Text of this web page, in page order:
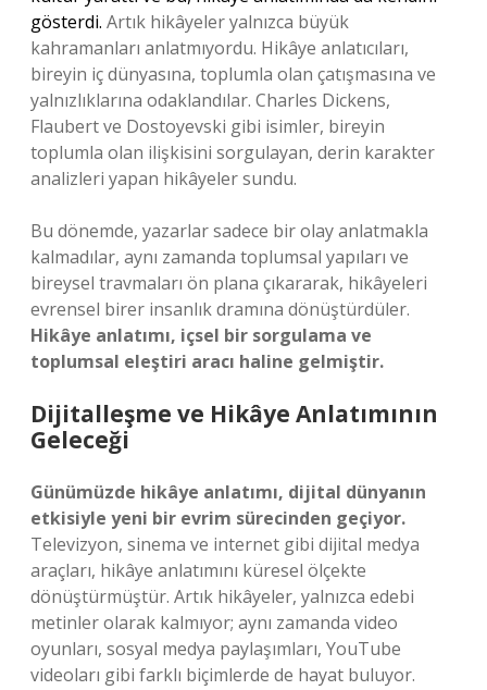
gösterdi. Artık hikâyeler yalnızca büyük
kahramanları anlatmıyordu. Hikâye anlatıcıları,
bireyin iç dünyasına, toplumla olan çatışmasına ve
yalnızlıklarına odaklandılar. Charles Dickens,
Flaubert ve Dostoyevski gibi isimler, bireyin
toplumla olan ilişkisini sorgulayan, derin karakter
analizleri yapan hikâyeler sundu.
Bu dönemde, yazarlar sadece bir olay anlatmakla
kalmadılar, aynı zamanda toplumsal yapıları ve
bireysel travmaları ön plana çıkararak, hikâyeleri
evrensel birer insanlık dramına dönüştürdüler.
Hikâye anlatımı, içsel bir sorgulama ve
toplumsal eleştiri aracı haline gelmiştir.
Dijitalleşme ve Hikâye Anlatımının
Geleceği
Günümüzde hikâye anlatımı, dijital dünyanın
etkisiyle yeni bir evrim sürecinden geçiyor.
Televizyon, sinema ve internet gibi dijital medya
araçları, hikâye anlatımını küresel ölçekte
dönüştürmüştür. Artık hikâyeler, yalnızca edebi
metinler olarak kalmıyor; aynı zamanda video
oyunları, sosyal medya paylaşımları, YouTube
videoları gibi farklı biçimlerde de hayat buluyor.